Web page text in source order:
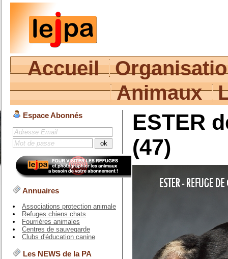
Accueil
Animaux
Espace Abonnés
Annuaires
Associations protection animale
Refuges chiens chats
Fourrières animales
Centres de sauvegarde
Clubs d'éducation canine
Les NEWS de la PA
ESTER
(47)